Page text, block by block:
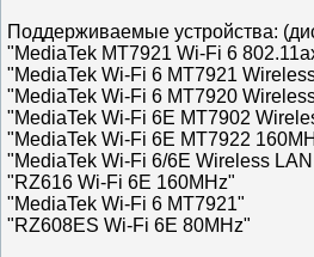
Поддерживаемые устройства:
"MediaTek MT7921 Wi-Fi 6
"MediaTek Wi-Fi 6 MT7921
"MediaTek Wi-Fi 6 MT7920
"MediaTek Wi-Fi 6E MT7902
"MediaTek Wi-Fi 6E MT7922
"MediaTek Wi-Fi 6/6E Wireless
"RZ616 Wi-Fi 6E 160MHz"
"MediaTek Wi-Fi 6 MT7921"
"RZ608ES Wi-Fi 6E 80MHz"